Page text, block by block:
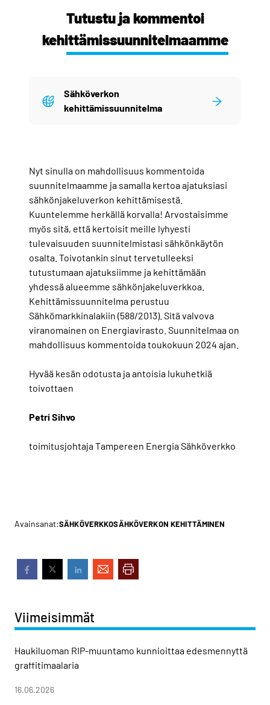
Tutustu ja kommentoi
kehittämissuunnitelmaamme
Sähköverkon
kehittämissuunnitelma
Nyt sinulla on mahdollisuus kommentoida
suunnitelmaamme ja samalla kertoa ajatuksiasi
sähkönjakeluverkon kehittämisestä.
Kuuntelemme herkällä korvalla! Arvostaisimme
myös sitä, että kertoisit meille lyhyesti
tulevaisuuden suunnitelmistasi sähkönkäytön
osalta. Toivotankin sinut tervetulleeksi
tutustumaan ajatuksiimme ja kehittämään
yhdessä alueemme sähkönjakeluverkkoa.
Kehittämissuunnitelma perustuu
Sähkömarkkinalakiin (588/2013). Sitä valvova
viranomainen on Energiavirasto. Suunnitelmaa on
mahdollisuus kommentoida toukokuun 2024 ajan.
Hyvää kesän odotusta ja antoisia lukuhetkiä
toivottaen
Petri Sihvo
toimitusjohtaja Tampereen Energia Sähköverkko
Avainsanat:SÄHKÖVERKKOSÄHKÖVERKON KEHITTÄMINEN
Viimeisimmät
Haukiluoman RIP-muuntamo kunnioittaa edesmennyttä
graffitimaalaria
16.06.2026